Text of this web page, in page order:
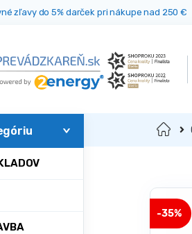
zľavy do 5% darček pri nákupe nad 250 €
Domov
-35%